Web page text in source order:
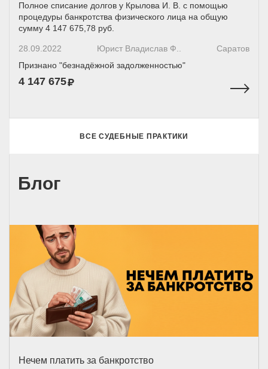
Полное списание долгов у Крылова И. В. с помощью
процедуры банкротства физического лица на общую
сумму 4 147 675,78 руб.
28.09.2022 Юрист Владислав Ф..
Саратов
Признано "безнадёжной задолженностью"
4 147 675
ВСЕ СУДЕБНЫЕ ПРАКТИКИ
Блог
Нечем платить за банкротство